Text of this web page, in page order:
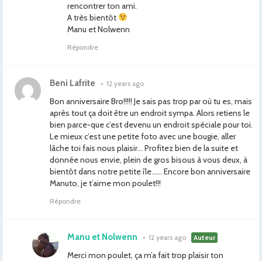
rencontrer ton ami.
A très bientôt
Manu et Nolwenn
Répondre
Beni Lafrite • 12 years ago
Bon anniversaire Bro!!!!! Je sais pas trop par où tu es, mais
après tout ça doit être un endroit sympa. Alors retiens le
bien parce-que c’est devenu un endroit spéciale pour toi.
Le mieux c’est une petite foto avec une bougie, aller
lâche toi fais nous plaisir… Profitez bien de la suite et
donnée nous envie, plein de gros bisous à vous deux, à
bientôt dans notre petite île…… Encore bon anniversaire
Manuto, je t’aime mon poulet!!!
Répondre
Manu et Nolwenn • 12 years ago Auteur
Merci mon poulet, ça m’a fait trop plaisir ton